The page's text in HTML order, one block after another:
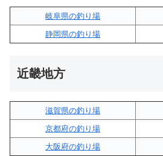
岐阜県の釣り場
静岡県の釣り場
近畿地方
滋賀県の釣り場
京都府の釣り場
大阪府の釣り場